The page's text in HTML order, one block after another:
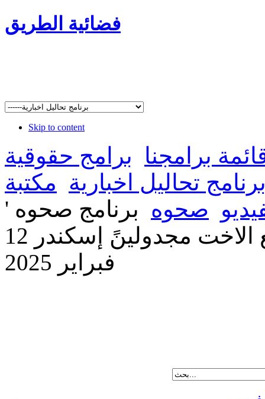
فضائية الطريق
Skip to content
برامجنا
برامج حقوقية
تحاليل اخبارية مكتبة
صحوه برنامج صحوه '
صلاة يونان????' مع الاخت مجدولينً إسكندر 12
فبراير 2025